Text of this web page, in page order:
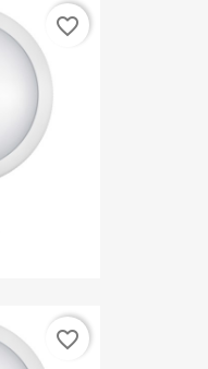
favorite_border
favorite_border